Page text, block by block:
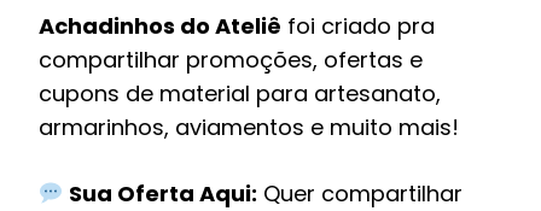
Achadinhos do Ateliê foi criado pra
compartilhar promoções, ofertas e
cupons de material para artesanato,
armarinhos, aviamentos e muito mais!
Sua Oferta Aqui: Quer compartilhar